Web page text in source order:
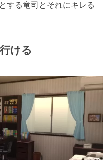
する竜司とそれにキレる
ける